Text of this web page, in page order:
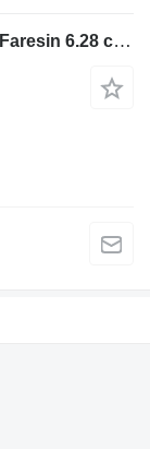
Deutz BF 4M 2012 0077157 motor para Faresin 6.28 cargadora telescópica